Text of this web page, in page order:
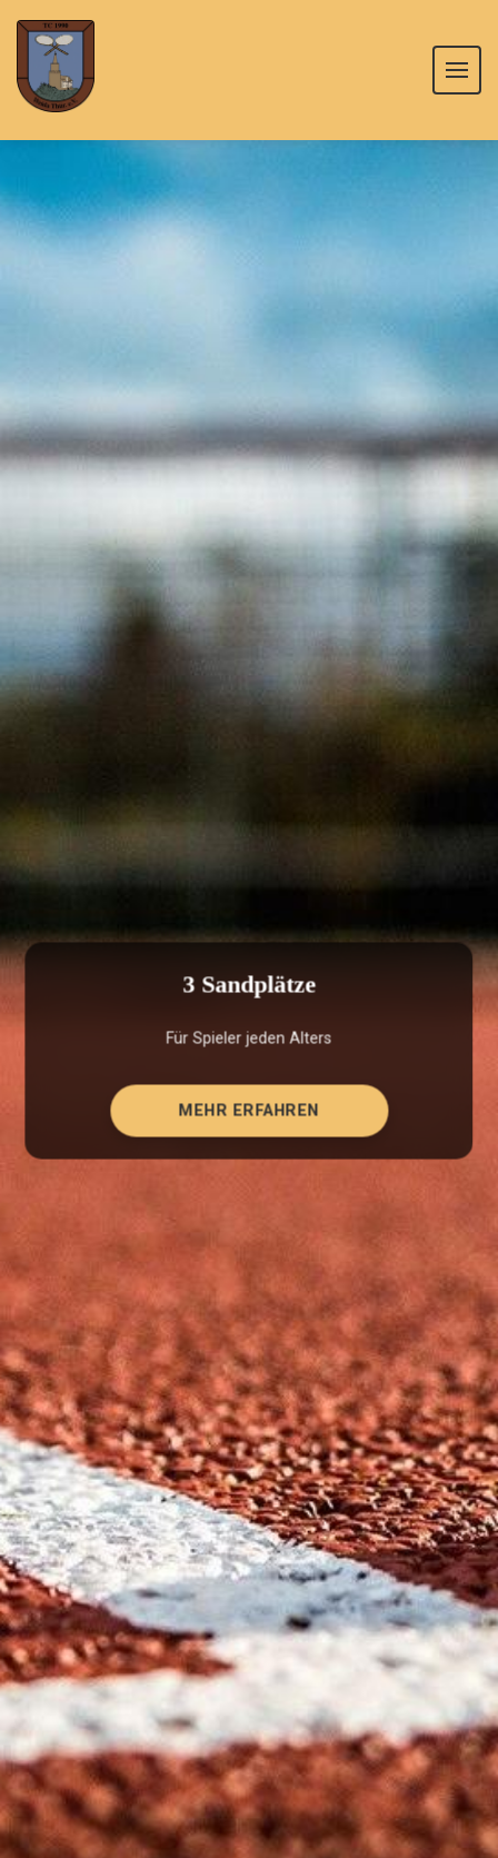
3 Sandplätze
Für Spieler jeden Alters
MEHR ERFAHREN